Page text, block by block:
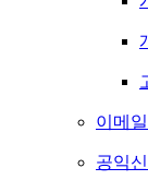
이메
공익